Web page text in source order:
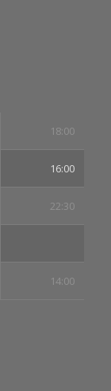
18:00
16:00
22:30
14:00